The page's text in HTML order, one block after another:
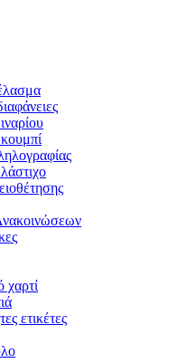
χαρτί
ετικέτες